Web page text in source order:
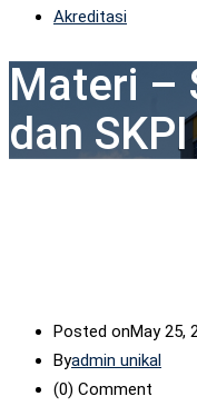
Akreditasi
Materi –
dan
Posted onMay 25,
Byadmin unikal
(0) Comment